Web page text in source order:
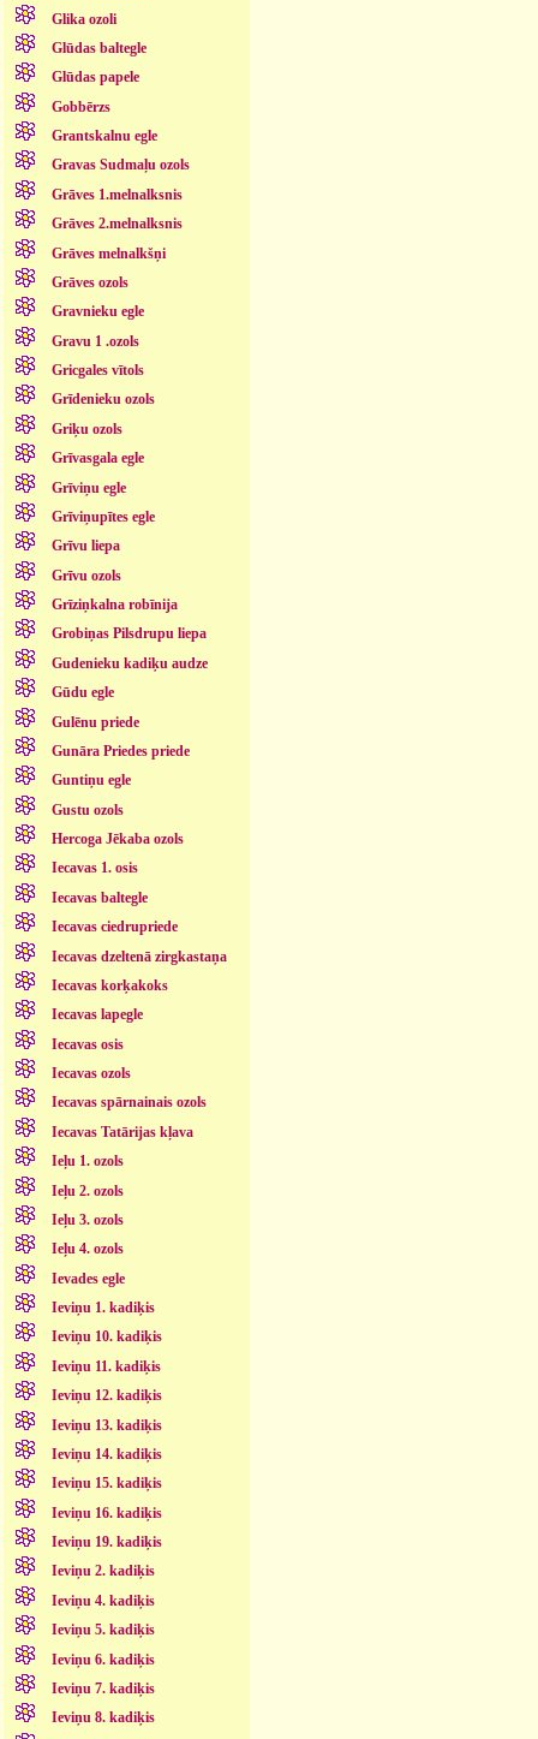
Glika ozoli
Glūdas baltegle
Glūdas papele
Gobbērzs
Grantskalnu egle
Gravas Sudmaļu ozols
Grāves 1.melnalksnis
Grāves 2.melnalksnis
Grāves melnalkšņi
Grāves ozols
Gravnieku egle
Gravu 1 .ozols
Gricgales vītols
Grīdenieku ozols
Griķu ozols
Grīvasgala egle
Grīviņu egle
Grīviņupītes egle
Grīvu liepa
Grīvu ozols
Grīziņkalna robīnija
Grobiņas Pilsdrupu liepa
Gudenieku kadiķu audze
Gūdu egle
Gulēnu priede
Gunāra Priedes priede
Guntiņu egle
Gustu ozols
Hercoga Jēkaba ozols
Iecavas 1. osis
Iecavas baltegle
Iecavas ciedrupriede
Iecavas dzeltenā zirgkastaņa
Iecavas korķakoks
Iecavas lapegle
Iecavas osis
Iecavas ozols
Iecavas spārnainais ozols
Iecavas Tatārijas kļava
Ieļu 1. ozols
Ieļu 2. ozols
Ieļu 3. ozols
Ieļu 4. ozols
Ievades egle
Ieviņu 1. kadiķis
Ieviņu 10. kadiķis
Ieviņu 11. kadiķis
Ieviņu 12. kadiķis
Ieviņu 13. kadiķis
Ieviņu 14. kadiķis
Ieviņu 15. kadiķis
Ieviņu 16. kadiķis
Ieviņu 19. kadiķis
Ieviņu 2. kadiķis
Ieviņu 4. kadiķis
Ieviņu 5. kadiķis
Ieviņu 6. kadiķis
Ieviņu 7. kadiķis
Ieviņu 8. kadiķis